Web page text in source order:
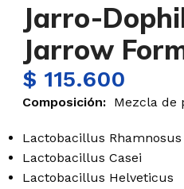
Jarro-
Jarrow
$ 115.600
Composición: Mezcla de
Lactobacillus Rhamnosus
Lactobacillus Casei
Lactobacillus Helveticus